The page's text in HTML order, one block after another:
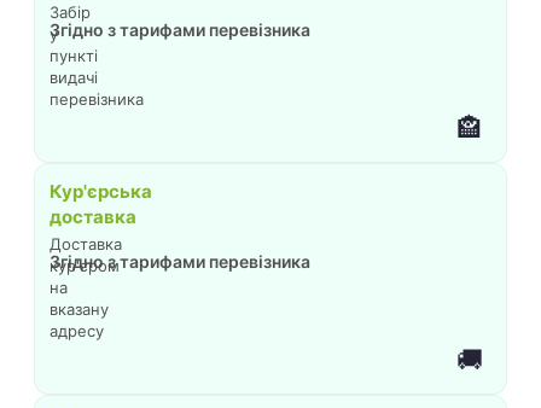
🏤
Забір
у
пункті
видачі
перевізника
Згідно з тарифами перевізника
🚚
Кур'єрська
доставка
Доставка
кур'єром
на
вказану
адресу
Згідно з тарифами перевізника